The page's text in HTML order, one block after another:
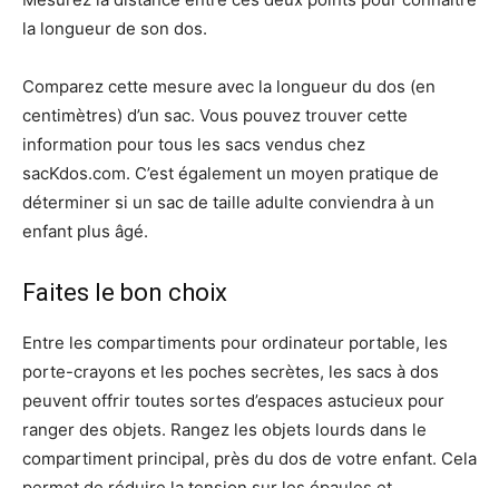
la longueur de son dos.
Comparez cette mesure avec la longueur du dos (en
centimètres) d’un sac. Vous pouvez trouver cette
information pour tous les sacs vendus chez
sacKdos.com. C’est également un moyen pratique de
déterminer si un sac de taille adulte conviendra à un
enfant plus âgé.
Faites le bon choix
Entre les compartiments pour ordinateur portable, les
porte-crayons et les poches secrètes, les sacs à dos
peuvent offrir toutes sortes d’espaces astucieux pour
ranger des objets. Rangez les objets lourds dans le
compartiment principal, près du dos de votre enfant. Cela